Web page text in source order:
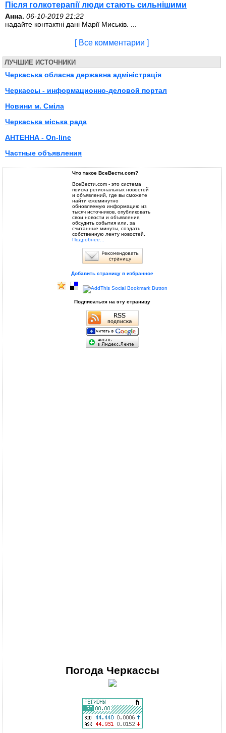
Після голкотерапії люди стають сильнішими
Анна. 06-10-2019 21:22
надайте контактні дані Марії Миськів. ...
[ Все комментарии ]
ЛУЧШИЕ ИСТОЧНИКИ
Черкаська обласна державна адміністрація
Черкассы - информационно-деловой портал
Новини м. Сміла
Черкаська міська рада
АНТЕННА - On-line
Частные объявления
Что такое ВсеВести.com?
ВсеВести.com - это система
поиска региональных новостей
и объявлений, где вы сможете
найти ежеминутно
обновляемую информацию из
тысяч источников, опубликовать
свои новости и объявления,
обсудить события или, за
считанные минуты, создать
собственную ленту новостей.
Подробнее...
Добавить страницу в избранное
Подписаться на эту страницу
Погода Черкассы